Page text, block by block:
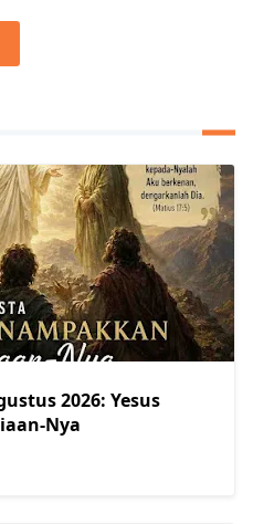
2026: Yesus
Nya